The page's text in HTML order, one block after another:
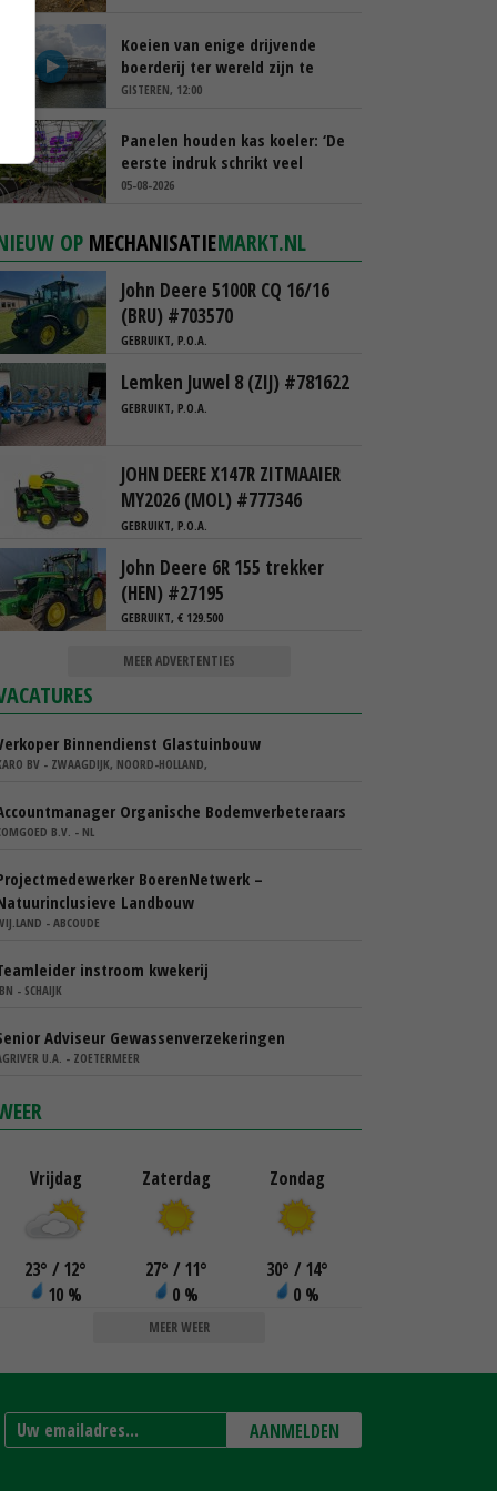
Koeien van enige drijvende
boerderij ter wereld zijn te
koop
GISTEREN, 12:00
Panelen houden kas koeler: ‘De
eerste indruk schrikt veel
tuinders af’
05-08-2026
OP MECHANISATIEMARKT.NL
John Deere 5100R CQ 16/16
(BRU) #703570
GEBRUIKT, P.O.A.
Lemken Juwel 8 (ZIJ) #781622
GEBRUIKT, P.O.A.
JOHN DEERE X147R ZITMAAIER
MY2026 (MOL) #777346
GEBRUIKT, P.O.A.
John Deere 6R 155 trekker
(HEN) #27195
GEBRUIKT, € 129.500
MEER ADVERTENTIES
Binnendienst Glastuinbouw
BV - ZWAAGDIJK, NOORD-HOLLAND,
Organische Bodemverbeteraars
B.V. - NL
BoerenNetwerk –
Landbouw
- ABCOUDE
instroom kwekerij
- SCHAIJK
Adviseur Gewassenverzekeringen
U.A. - ZOETERMEER
Vrijdag
23° / 12°
10 %
Zaterdag
27° / 11°
0 %
Zondag
30° / 14°
0 %
MEER WEER
AANMELDEN